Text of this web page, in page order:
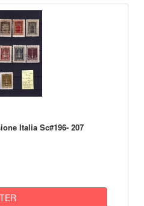
Italia Sc#196- 207